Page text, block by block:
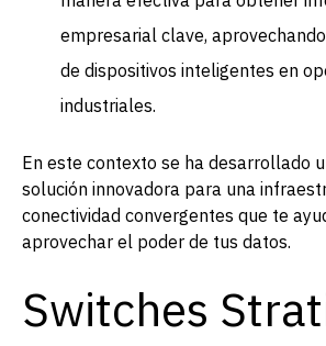
empresarial clave,
de dispositivos inteligentes en
industriales.
En este contexto se ha desarrollado
solución innovadora para una
conectividad convergentes que te
aprovechar el poder de tus datos.
Switches